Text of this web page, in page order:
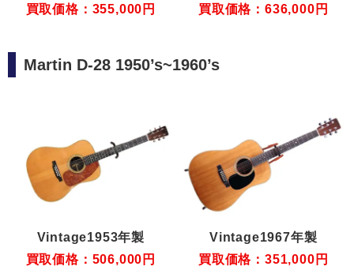
買取価格：355,000円
買取価格：636,000円
Martin D-28 1950’s~1960’s
Vintage1953年製
買取価格：506,000円
Vintage1967年製
買取価格：351,000円